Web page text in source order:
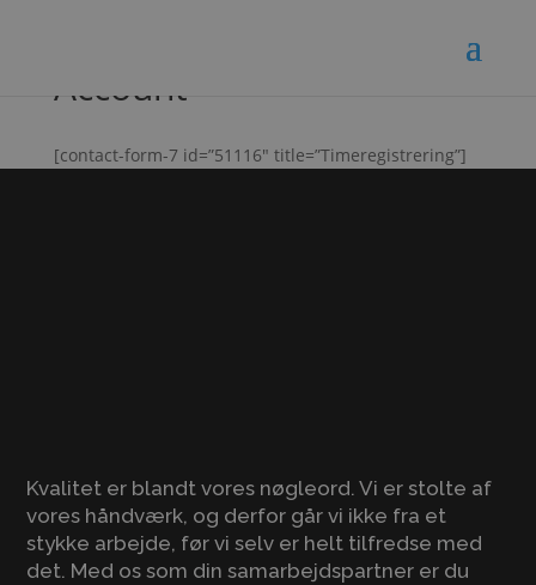
Account
[contact-form-7 id=”51116″ title=”Timeregistrering”]
Kvalitet er blandt vores nøgleord. Vi er stolte af
vores håndværk, og derfor går vi ikke fra et
stykke arbejde, før vi selv er helt tilfredse med
det. Med os som din samarbejdspartner er du